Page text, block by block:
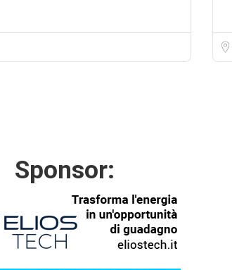
Sponsor: